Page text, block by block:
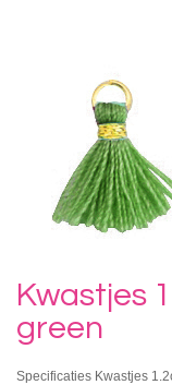
Kwastjes
green
Specificaties Kwastjes